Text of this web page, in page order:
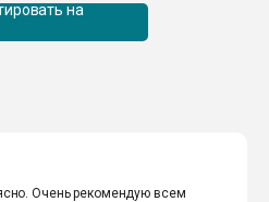
на
Очень рекомендую всем